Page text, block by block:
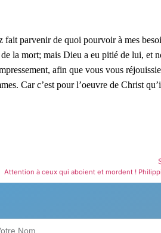
fait parvenir de quoi pourvoir à mes
la mort; mais Dieu a eu pitié de lui, et
afin que vous vous
Car c’est pour l’oeuvre de Christ
Attention à ceux qui aboient et mordent !